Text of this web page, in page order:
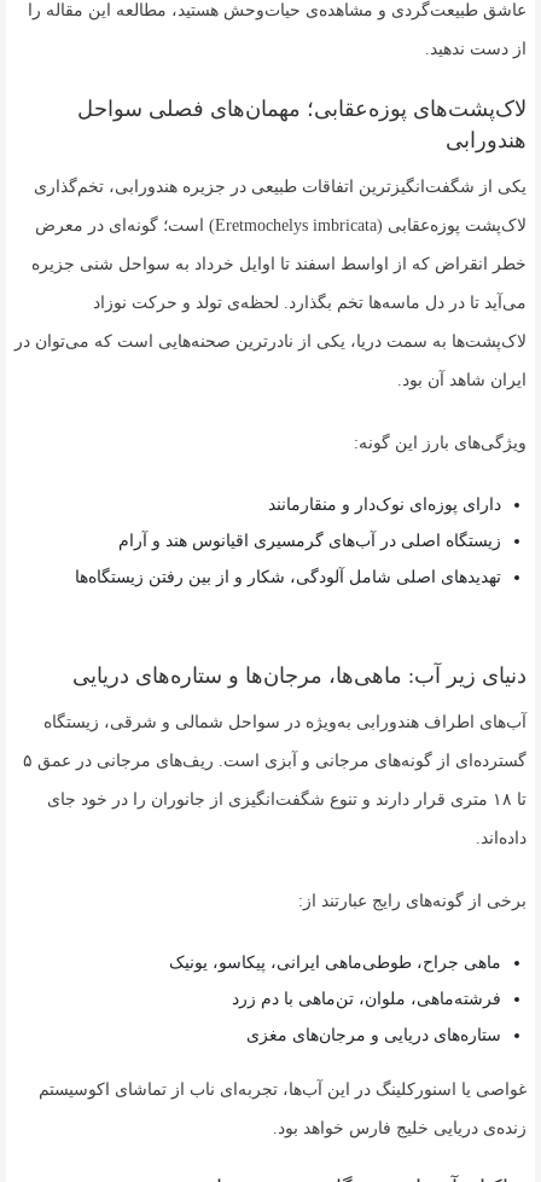
عاشق طبیعت‌گردی و مشاهده‌ی حیات‌وحش هستید، مطالعه این مقاله را
از دست ندهید.
لاک‌پشت‌های پوزه‌عقابی؛ مهمان‌های فصلی سواحل
هندورابی
یکی از شگفت‌انگیزترین اتفاقات طبیعی در جزیره هندورابی، تخم‌گذاری
لاک‌پشت پوزه‌عقابی (Eretmochelys imbricata) است؛ گونه‌ای در معرض
خطر انقراض که از اواسط اسفند تا اوایل خرداد به سواحل شنی جزیره
می‌آید تا در دل ماسه‌ها تخم بگذارد. لحظه‌ی تولد و حرکت نوزاد
لاک‌پشت‌ها به سمت دریا، یکی از نادرترین صحنه‌هایی است که می‌توان در
ایران شاهد آن بود.
ویژگی‌های بارز این گونه:
دارای پوزه‌ای نوک‌دار و منقارمانند
زیستگاه اصلی در آب‌های گرمسیری اقیانوس هند و آرام
تهدیدهای اصلی شامل آلودگی، شکار و از بین رفتن زیستگاه‌ها
دنیای زیر آب: ماهی‌ها، مرجان‌ها و ستاره‌های دریایی
آب‌های اطراف هندورابی به‌ویژه در سواحل شمالی و شرقی، زیستگاه
گسترده‌ای از گونه‌های مرجانی و آبزی است. ریف‌های مرجانی در عمق ۵
تا ۱۸ متری قرار دارند و تنوع شگفت‌انگیزی از جانوران را در خود جای
داده‌اند.
برخی از گونه‌های رایج عبارتند از:
ماهی جراح، طوطی‌ماهی ایرانی، پیکاسو، یونیک
فرشته‌ماهی، ملوان، تن‌ماهی با دم زرد
ستاره‌های دریایی و مرجان‌های مغزی
غواصی یا اسنورکلینگ در این آب‌ها، تجربه‌ای ناب از تماشای اکوسیستم
زنده‌ی دریایی خلیج فارس خواهد بود.